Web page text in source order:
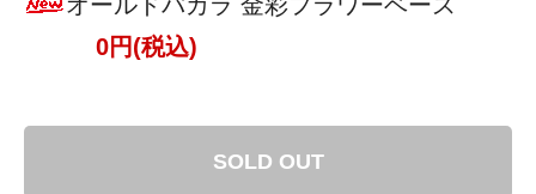
0円(税込)
SOLD OUT